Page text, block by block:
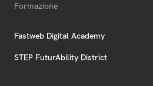
Formazione
Fastweb Digital Academy
STEP FuturAbility District